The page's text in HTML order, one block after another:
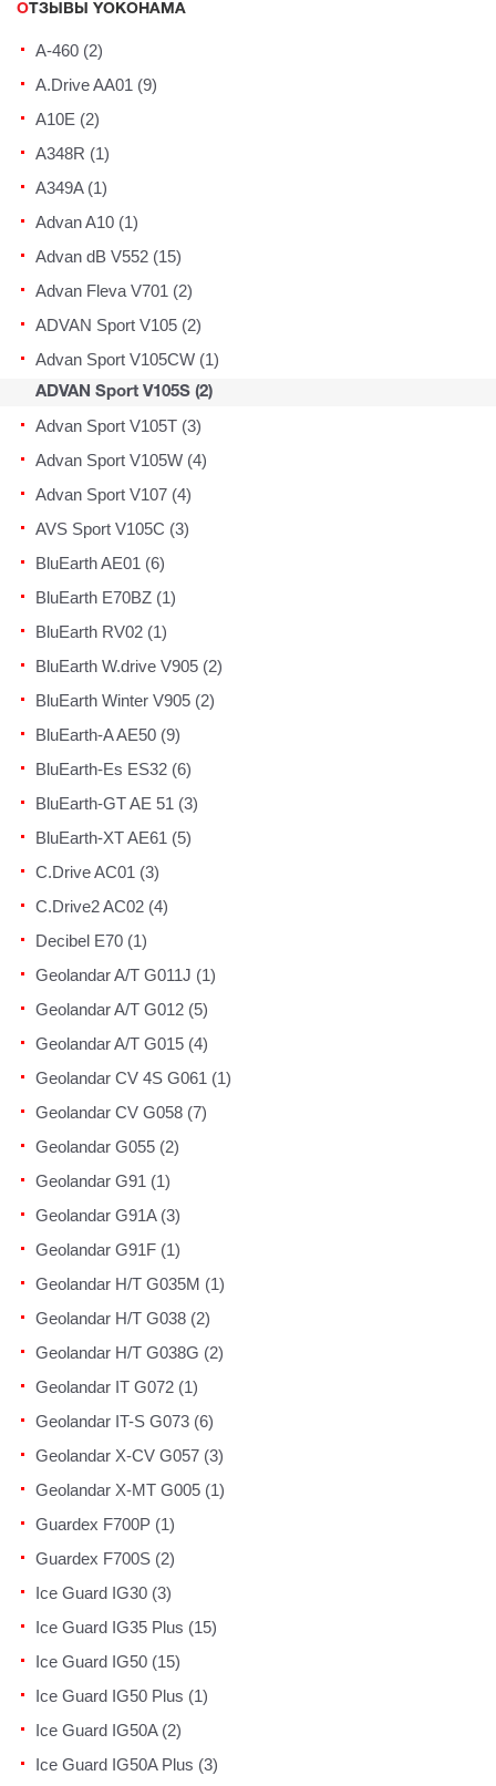
ОТЗЫВЫ YOKOHAMA
A-460 (2)
A.Drive AA01 (9)
A10E (2)
A348R (1)
A349A (1)
Advan A10 (1)
Advan dB V552 (15)
Advan Fleva V701 (2)
ADVAN Sport V105 (2)
Advan Sport V105CW (1)
ADVAN Sport V105S (2)
Advan Sport V105T (3)
Advan Sport V105W (4)
Advan Sport V107 (4)
AVS Sport V105C (3)
BluEarth AE01 (6)
BluEarth E70BZ (1)
BluEarth RV02 (1)
BluEarth W.drive V905 (2)
BluEarth Winter V905 (2)
BluEarth-A AE50 (9)
BluEarth-Es ES32 (6)
BluEarth-GT AE 51 (3)
BluEarth-XT AE61 (5)
C.Drive AC01 (3)
C.Drive2 AC02 (4)
Decibel E70 (1)
Geolandar A/T G011J (1)
Geolandar A/T G012 (5)
Geolandar A/T G015 (4)
Geolandar CV 4S G061 (1)
Geolandar CV G058 (7)
Geolandar G055 (2)
Geolandar G91 (1)
Geolandar G91A (3)
Geolandar G91F (1)
Geolandar H/T G035M (1)
Geolandar H/T G038 (2)
Geolandar H/T G038G (2)
Geolandar IT G072 (1)
Geolandar IT-S G073 (6)
Geolandar X-CV G057 (3)
Geolandar X-MT G005 (1)
Guardex F700P (1)
Guardex F700S (2)
Ice Guard IG30 (3)
Ice Guard IG35 Plus (15)
Ice Guard IG50 (15)
Ice Guard IG50 Plus (1)
Ice Guard IG50A (2)
Ice Guard IG50A Plus (3)